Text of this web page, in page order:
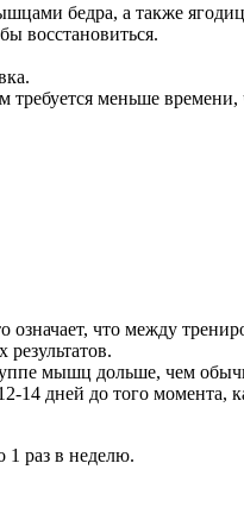
бедра, а также
восстановиться.
меньше времени,
что между
мышц дольше, чем
14 дней до того момента,
1 раз в неделю.